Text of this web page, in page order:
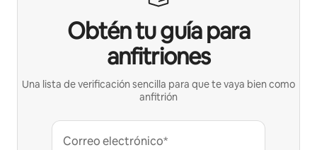
Obtén tu guía para
anfitriones
Una lista de verificación sencilla para que te vaya bien como
anfitrión
Correo electrónico*